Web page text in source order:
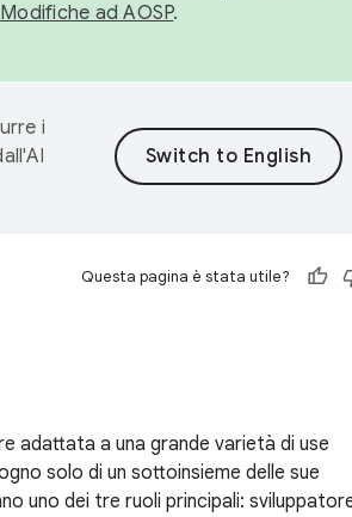
Modifiche ad AOSP.
i
Questa pagina è stata utile?
adattata a una grande varietà di use
solo di un sottoinsieme delle sue
uno dei tre ruoli principali: